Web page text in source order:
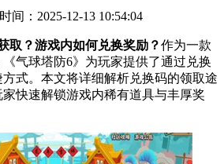
间：2025-12-13 10:54:04
取？游戏内如何兑换奖励？作为一款
气球塔防6》为玩家提供了通过兑换
式。本文将详细解析兑换码的领取途
快速解锁游戏内稀有道具与丰厚奖